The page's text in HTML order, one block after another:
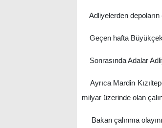
Adliyelerden depoların
Geçen hafta
Sonrasında Adalar
Ayrıca Mardin
milyar üzerinde olan
Bakan çalınma